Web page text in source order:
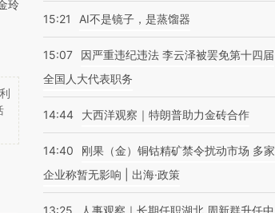
玲
15:21 AI不是镜子，是蒸馏器
15:07
因严重违纪违法 李云泽被罢免第十四届
全国人大代表职务
14:44 大西洋观察｜特朗普助力金砖合作
14:40
刚果（金）铜钴精矿禁令扰动市场 多家
企业称暂无影响 | 出海·政策
13:25
人事观察｜长期任职湖北 周新群升任中